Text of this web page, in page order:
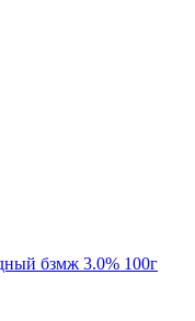
бзмж 3.0% 100г